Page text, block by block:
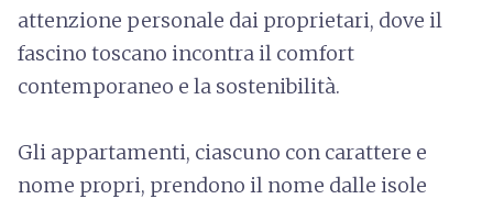
attenzione personale dai proprietari, dove il
fascino toscano incontra il comfort
contemporaneo e la sostenibilità.
Gli appartamenti, ciascuno con carattere e
nome propri, prendono il nome dalle isole